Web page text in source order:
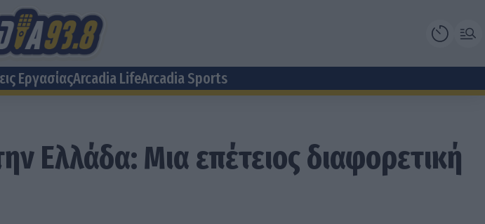
EργασίαςArcadia LifeArcadia Sports
Ελλάδα: Μια επέτειος διαφορετική